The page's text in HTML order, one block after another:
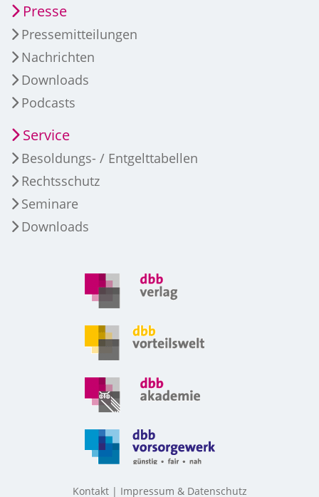
Presse
Pressemitteilungen
Nachrichten
Downloads
Podcasts
Service
Besoldungs- / Entgelttabellen
Rechtsschutz
Seminare
Downloads
Kontakt Impressum & Datenschutz